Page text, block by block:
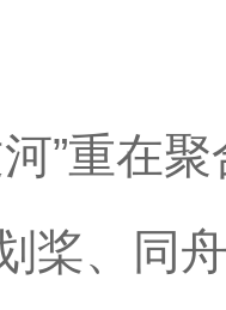
重在聚
桨、同